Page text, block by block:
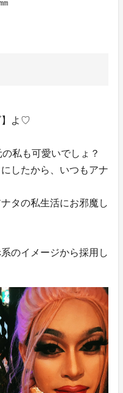
】よ♡
私も可愛いでしょ？
したから、いつもアナ
タの私生活にお邪魔し
のイメージから採用し